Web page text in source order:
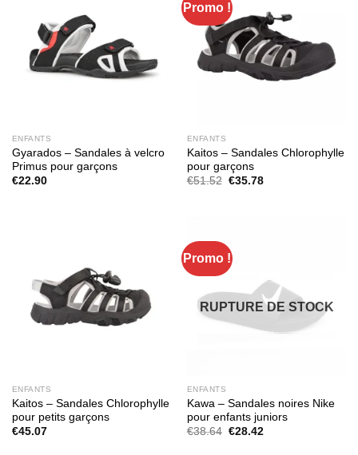
ENFANTS
Gyarados – Sandales à velcro
Primus pour garçons
€22.90
Promo !
ENFANTS
Kaitos – Sandales Chlorophylle
pour garçons
€51.52 Le
€35.78Le
ENFANTS
Kaitos – Sandales Chlorophylle
pour petits garçons
€45.07
Promo !
RUPTURE DE STOCK
ENFANTS
Kawa – Sandales noires Nike
pour enfants juniors
€38.64 Le
€28.42Le